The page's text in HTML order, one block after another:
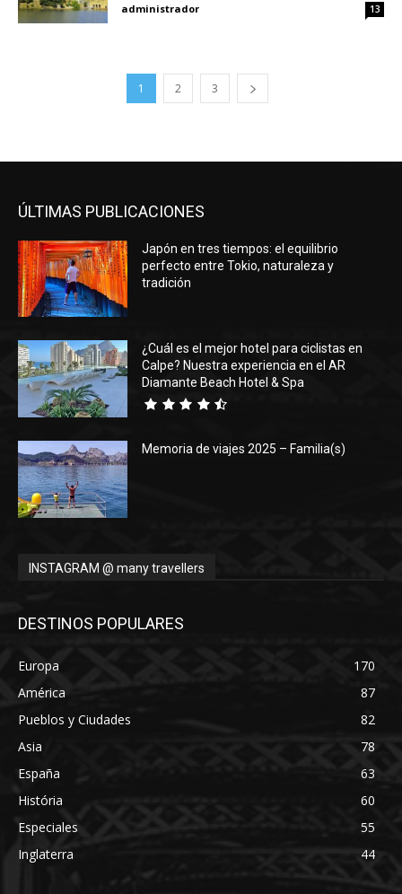
administrador 13
1 2 3
ÚLTIMAS PUBLICACIONES
Japón en tres tiempos: el equilibrio
perfecto entre Tokio, naturaleza y
tradición
¿Cuál es el mejor hotel para ciclistas en
Calpe? Nuestra experiencia en el AR
Diamante Beach Hotel & Spa
Memoria de viajes 2025 – Familia(s)
INSTAGRAM @ many travellers
DESTINOS POPULARES
Europa
170
América
87
Pueblos y Ciudades
82
Asia
78
España
63
História
60
Especiales
55
Inglaterra
44